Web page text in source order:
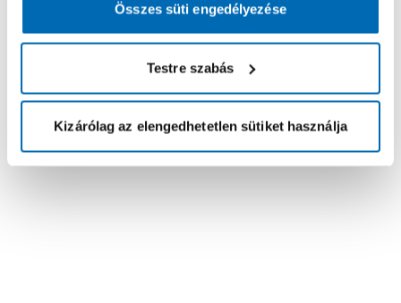
Összes süti engedélyezése
Testre szabás
Kizárólag az elengedhetetlen sütiket használja